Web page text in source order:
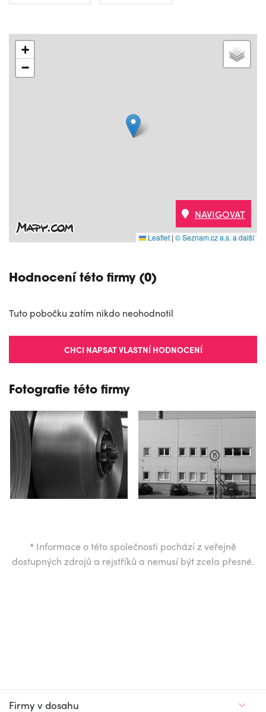
+
−
Leaflet | © Seznam.cz a.s. a další
NAVIGOVAT
Hodnocení této firmy (0)
Tuto pobočku zatím nikdo neohodnotil
CHCI NAPSAT VLASTNÍ HODNOCENÍ
Fotografie této firmy
* Informace o této společnosti pochází z veřejně
dostupných zdrojů a rejstříků a nemusí být zcela přesné.
Firmy v dosahu